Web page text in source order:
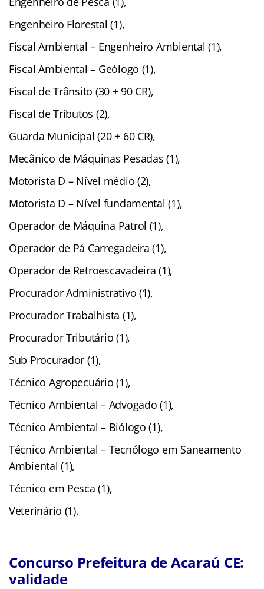
Engenheiro Florestal (1),
Fiscal Ambiental – Engenheiro Ambiental (1),
Fiscal Ambiental – Geólogo (1),
Fiscal de Trânsito (30 + 90 CR),
Fiscal de Tributos (2),
Guarda Municipal (20 + 60 CR),
Mecânico de Máquinas Pesadas (1),
Motorista D – Nível médio (2),
Motorista D – Nível fundamental (1),
Operador de Máquina Patrol (1),
Operador de Pá Carregadeira (1),
Operador de Retroescavadeira (1),
Procurador Administrativo (1),
Procurador Trabalhista (1),
Procurador Tributário (1),
Sub Procurador (1),
Técnico Agropecuário (1),
Técnico Ambiental – Advogado (1),
Técnico Ambiental – Biólogo (1),
Técnico Ambiental – Tecnólogo em Saneamento
Ambiental (1),
Técnico em Pesca (1),
Veterinário (1).
Concurso Prefeitura de Acaraú CE:
validade